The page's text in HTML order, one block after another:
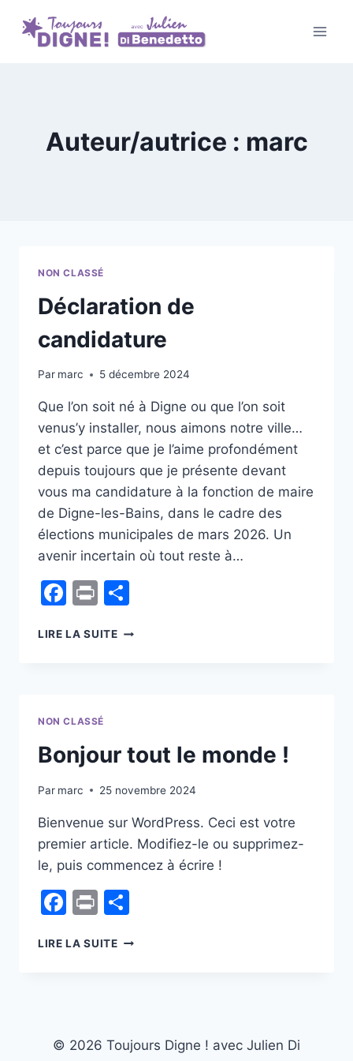
contenu
Auteur/autrice : marc
NON CLASSÉ
Déclaration de
candidature
Par marc 5 décembre 2024
Que l’on soit né à Digne ou que l’on soit
venus’y installer, nous aimons notre ville…
et c’est parce que je l’aime profondément
depuis toujours que je présente devant
vous ma candidature à la fonction de maire
de Digne-les-Bains, dans le cadre des
élections municipales de mars 2026. Un
avenir incertain où tout reste à…
Facebook
Print
LIRE LA SUITEDÉCLARATION
NON CLASSÉ
Bonjour tout le monde !
Par marc 25 novembre 2024
Bienvenue sur WordPress. Ceci est votre
premier article. Modifiez-le ou supprimez-
le, puis commencez à écrire !
Facebook
Print
LIRE LA SUITEBONJOUR
© 2026 Toujours Digne ! avec Julien Di